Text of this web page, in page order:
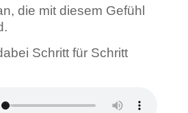
die mit diesem Gefühl
Schritt für Schritt